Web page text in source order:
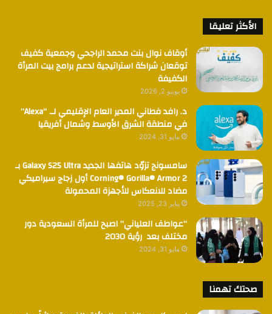
الأكثر تعليقا
أوقاف نوال بنت محمد الراجحي وجمعية كفيف
توقعان شراكة استراتيجية لدعم برامج بيت المرأة
الكفيفة
يونيو 2, 2026
د. رافد فطاني المدير العام الإقليمي لـ. “Alexa”
في منطقة الشرق الأوسط وشمال أفريقيا
مايو 31, 2024
سامسونج تزوّد هاتفها الجديد Galaxy S25 Ultra بـ
Corning® Gorilla® Armor 2 أول زجاج سيراميكي
مضاد للانعكاس للأجهزة المحمولة
يناير 23, 2025
“عواطف العلياني” اصبح للمرأة السعودية دور
مختلف بعد رؤية 2030
مايو 31, 2024
صحتك تهمنا